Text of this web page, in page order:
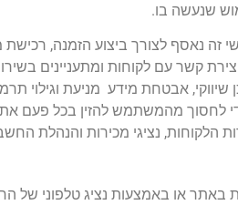
שנעשה בו.
זה נאסף לצורך ביצוע הזמנה, רכישת
קשר עם לקוחות ומתעניינים
שיווקי, אבטחת מידע מניעת וגילוי
לחסוך מהמשתמש להזין בכל פעם
הלקוחות, נציגי מכירות והנהלת
או באמצעות נציג טלפוני של